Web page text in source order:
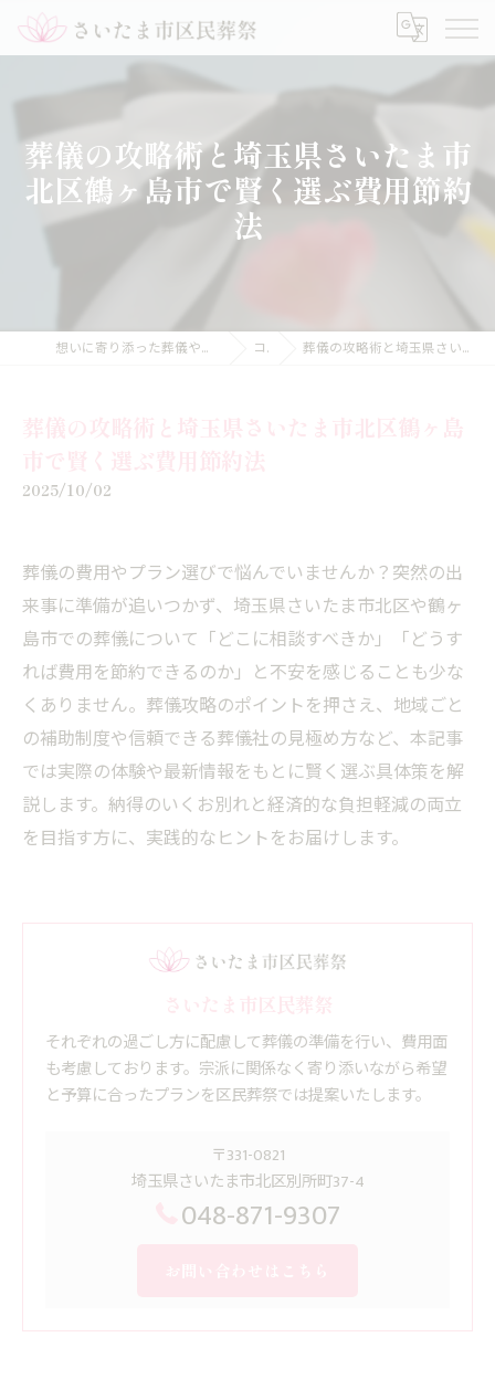
葬儀の攻略術と埼玉県さいたま市
北区鶴ヶ島市で賢く選ぶ費用節約
法
想いに寄り添った葬儀や家族葬のことなら【さいたま市区民葬祭】 コラム 葬儀の攻略術と埼玉県さいたま市北区鶴ヶ島市で賢く選ぶ費用節約法
2025/10/02
葬儀の費用やプラン選びで悩んでいませんか？突然の出
来事に準備が追いつかず、埼玉県さいたま市北区や鶴ヶ
島市での葬儀について「どこに相談すべきか」「どうす
れば費用を節約できるのか」と不安を感じることも少な
くありません。葬儀攻略のポイントを押さえ、地域ごと
の補助制度や信頼できる葬儀社の見極め方など、本記事
では実際の体験や最新情報をもとに賢く選ぶ具体策を解
説します。納得のいくお別れと経済的な負担軽減の両立
を目指す方に、実践的なヒントをお届けします。
それぞれの過ごし方に配慮して葬儀の準備を行い、費用面
も考慮しております。宗派に関係なく寄り添いながら希望
と予算に合ったプランを区民葬祭では提案いたします。
〒331-0821
埼玉県さいたま市北区別所町37-4
048-871-9307